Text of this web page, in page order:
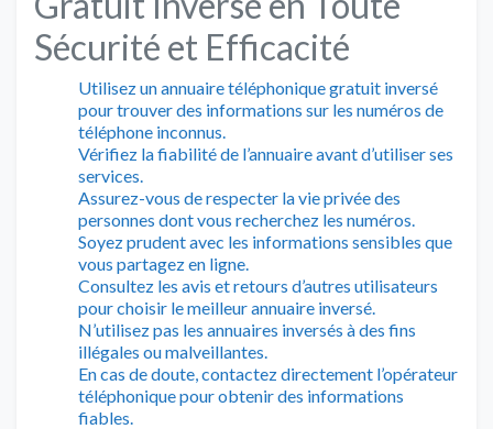
Sécurité et Efficacité
Utilisez un annuaire téléphonique gratuit inversé
pour trouver des informations sur les numéros de
téléphone inconnus.
Vérifiez la fiabilité de l’annuaire avant d’utiliser ses
services.
Assurez-vous de respecter la vie privée des
personnes dont vous recherchez les numéros.
Soyez prudent avec les informations sensibles que
vous partagez en ligne.
Consultez les avis et retours d’autres utilisateurs
pour choisir le meilleur annuaire inversé.
N’utilisez pas les annuaires inversés à des fins
illégales ou malveillantes.
En cas de doute, contactez directement l’opérateur
téléphonique pour obtenir des informations
fiables.